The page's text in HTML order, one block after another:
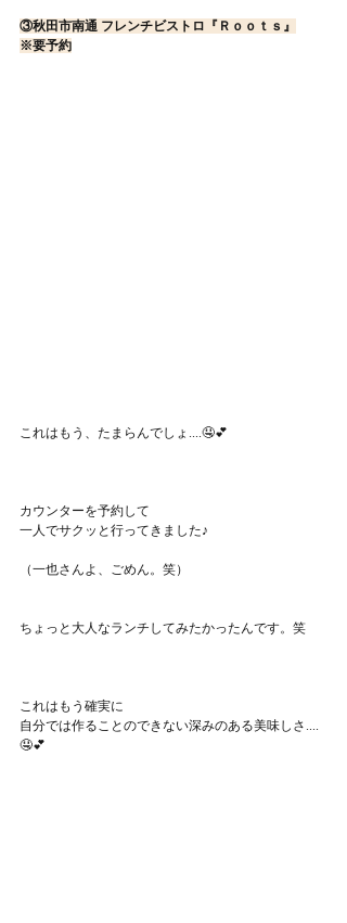
③秋田市南通 フレンチビストロ『Ｒｏｏｔｓ』
※要予約
これはもう、たまらんでしょ....🤤💕
カウンターを予約して
一人でサクッと行ってきました♪
（一也さんよ、ごめん。笑）
ちょっと大人なランチしてみたかったんです。笑
これはもう確実に
自分では作ることのできない深みのある美味しさ....
🤤💕